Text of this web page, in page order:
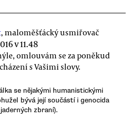
, maloměšťácký usmiřovač
v 11.48
omlouvám se za poněkud
s Vašimi slovy.
se nějakými humanistickými
bývá její součástí i genocida
zbraní).